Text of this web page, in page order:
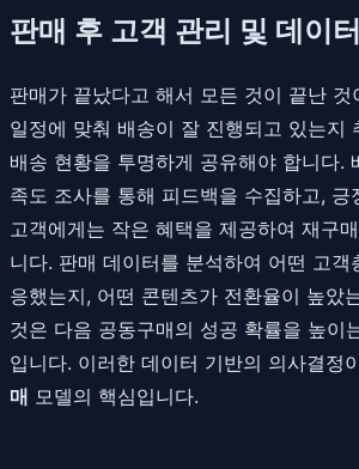
판매 후 고객 관리 및 데이
판매가 끝났다고 해서 모든 것이 끝난 것
일정에 맞춰 배송이 잘 진행되고 있는지
배송 현황을 투명하게 공유해야 합니다.
족도 조사를 통해 피드백을 수집하고, 긍
고객에게는 작은 혜택을 제공하여 재구
니다. 판매 데이터를 분석하여 어떤 고
응했는지, 어떤 콘텐츠가 전환율이 높았
것은 다음 공동구매의 성공 확률을 높이
입니다. 이러한 데이터 기반의 의사결정
매 모델의 핵심입니다.